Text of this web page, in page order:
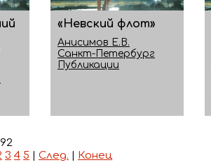
«Невский флот»
Анисимов Е.В.
Санкт-Петербург
Публикации
3 4 5 | След. | Конец